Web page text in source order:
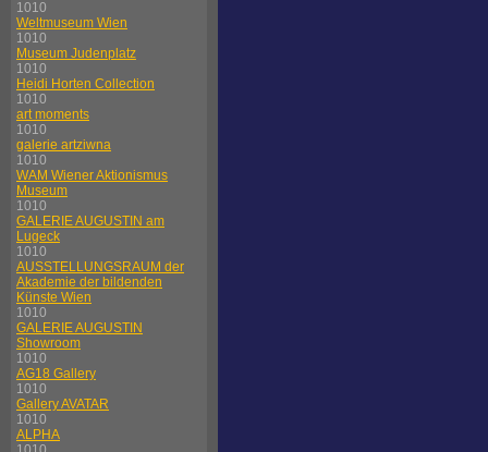
1010
Weltmuseum Wien
1010
Museum Judenplatz
1010
Heidi Horten Collection
1010
art moments
1010
galerie artziwna
1010
WAM Wiener Aktionismus
Museum
1010
GALERIE AUGUSTIN am
Lugeck
1010
AUSSTELLUNGSRAUM der
Akademie der bildenden
Künste Wien
1010
GALERIE AUGUSTIN
Showroom
1010
AG18 Gallery
1010
Gallery AVATAR
1010
ALPHA